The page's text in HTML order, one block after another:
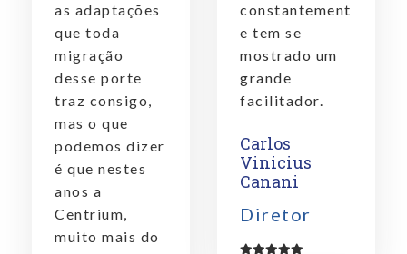
as adaptações
que toda
migração
desse porte
traz consigo,
mas o que
podemos dizer
é que nestes
anos a
Centrium,
muito mais do
constantement
e tem se
mostrado um
grande
facilitador.
Carlos
Vinicius
Canani
Diretor